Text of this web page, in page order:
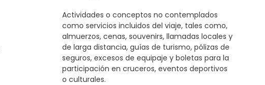
Actividades o conceptos no contemplados
como servicios incluidos del viaje, tales como,
almuerzos, cenas, souvenirs, llamadas locales y
de larga distancia, guías de turismo, pólizas de
seguros, excesos de equipaje y boletas para la
participación en cruceros, eventos deportivos
o culturales.